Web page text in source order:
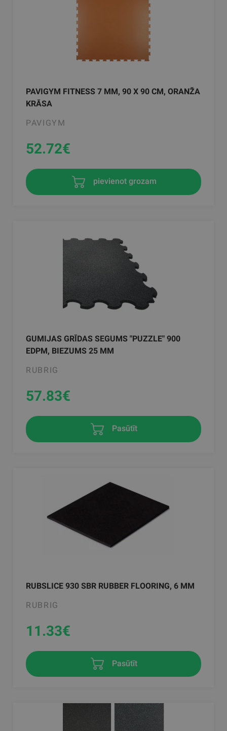
PAVIGYM FITNESS 7 MM, 90 X 90 CM, ORANŽA
KRĀSA
PAVIGYM
52.72€
pievienot grozam
GUMIJAS GRĪDAS SEGUMS "PUZZLE" 900
EDPM, BIEZUMS 25 MM
RUBRIG
57.83€
Pasūtīt
RUBSLICE 930 SBR RUBBER FLOORING, 6 MM
RUBRIG
11.33€
Pasūtīt